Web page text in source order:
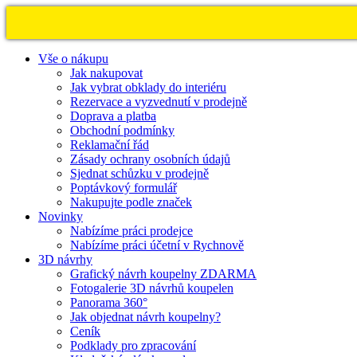
Vše o nákupu
Jak nakupovat
Jak vybrat obklady do interiéru
Rezervace a vyzvednutí v prodejně
Doprava a platba
Obchodní podmínky
Reklamační řád
Zásady ochrany osobních údajů
Sjednat schůzku v prodejně
Poptávkový formulář
Nakupujte podle značek
Novinky
Nabízíme práci prodejce
Nabízíme práci účetní v Rychnově
3D návrhy
Grafický návrh koupelny ZDARMA
Fotogalerie 3D návrhů koupelen
Panorama 360°
Jak objednat návrh koupelny?
Ceník
Podklady pro zpracování